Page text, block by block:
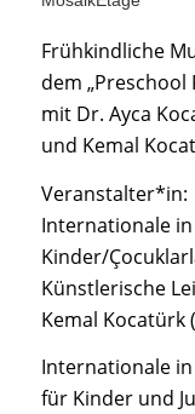
Frühkindliche
dem „Preschool
mit Dr. Ayca
und Kemal
Veranstalter*in:
Internationale
Kinder/
Künstlerische
Kemal Kocatürk
Internationale
für Kinder und